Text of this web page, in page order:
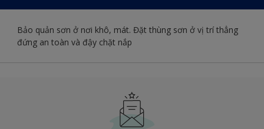
Bảo quản sơn ở nơi khô, mát. Đặt thùng sơn ở vị trí thẳng
đứng an toàn và đậy chặt nắp